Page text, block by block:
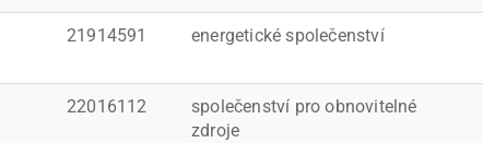
21914591 energetické společenství
22016112
společenství pro obnovitelné
zdroje